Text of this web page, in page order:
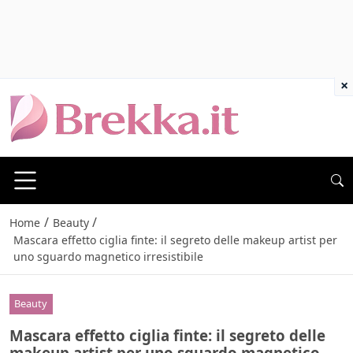
Home / Beauty /
Mascara effetto ciglia finte: il segreto delle makeup artist per
uno sguardo magnetico irresistibile
Beauty
Mascara effetto ciglia finte: il segreto delle
×